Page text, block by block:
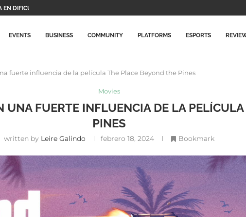
PROTAGONISTAS Y...
EVENTS BUSINESS COMMUNITY PLATFORMS ESPORTS
fuerte influencia de la película The Place Beyond the Pines
Movies
UNA FUERTE INFLUENCIA DE LA
PINES
written by Leire Galindo febrero 18, 2024 Bookmark